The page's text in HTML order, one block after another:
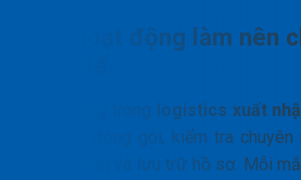
Các hoạt động làm nên
Hoạt động trong logistics xuất
quốc tế, đóng gói, kiểm tra
vận chuyển và lưu trữ hồ sơ. Mỗi